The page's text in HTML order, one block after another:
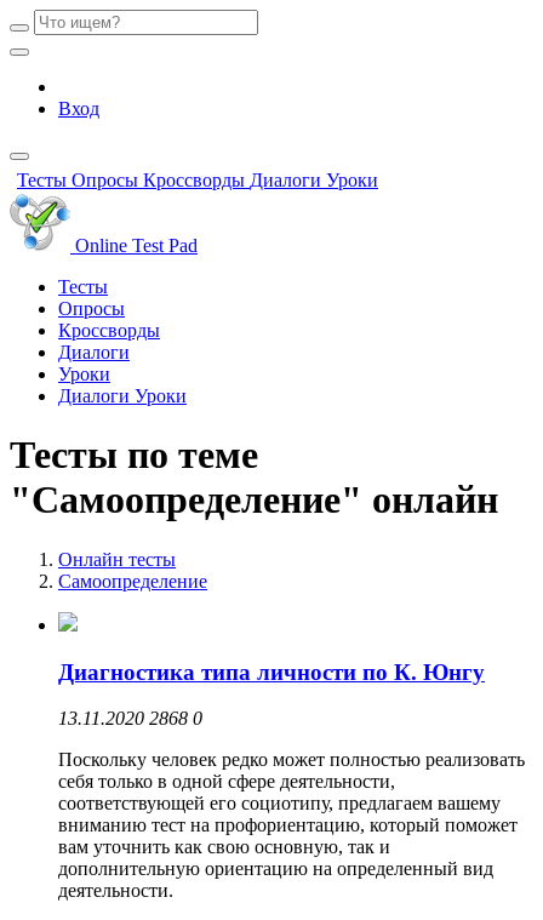
Вход
Тесты Опросы Кроссворды Диалоги Уроки
Online Test Pad
Тесты
Опросы
Кроссворды
Диалоги
Уроки
Диалоги Уроки
Тесты по теме
"Самоопределение" онлайн
Онлайн тесты
Самоопределение
Диагностика типа личности по К. Юнгу
13.11.2020 2868 0
Поскольку человек редко может полностью реализовать
себя только в одной сфере деятельности,
соответствующей его социотипу, предлагаем вашему
вниманию тест на профориентацию, который поможет
вам уточнить как свою основную, так и
дополнительную ориентацию на определенный вид
деятельности.